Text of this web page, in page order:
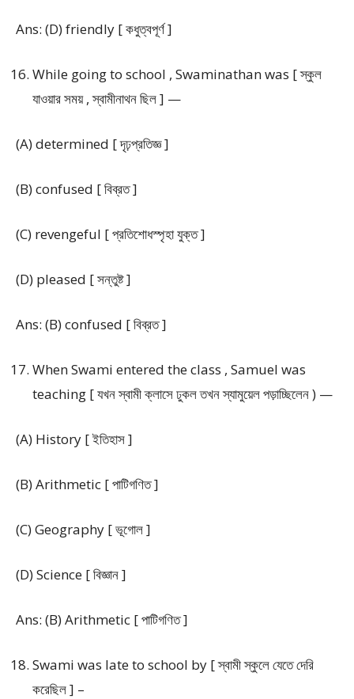
Ans: (D) friendly [ কধুত্বপূর্ণ ]
While going to school , Swaminathan was [ স্কুল
যাওয়ার সময় , স্বামীনাথন ছিল ] —
(A) determined [ দৃঢ়প্রতিজ্ঞ ]
(B) confused [ বিব্রত ]
(C) revengeful [ প্রতিশোধস্পৃহা যুক্ত ]
(D) pleased [ সন্তুষ্ট ]
Ans: (B) confused [ বিব্রত ]
When Swami entered the class , Samuel was
teaching [ যখন স্বামী ক্লাসে ঢুকল তখন স্যামুয়েল পড়াচ্ছিলেন ) —
(A) History [ ইতিহাস ]
(B) Arithmetic [ পাটিগণিত ]
(C) Geography [ ভূগোল ]
(D) Science [ বিজ্ঞান ]
Ans: (B) Arithmetic [ পাটিগণিত ]
Swami was late to school by [ স্বামী স্কুলে যেতে দেরি
করেছিল ] –